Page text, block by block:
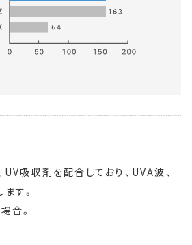
UV吸収剤を配合しており、UVA波、
す。
合。